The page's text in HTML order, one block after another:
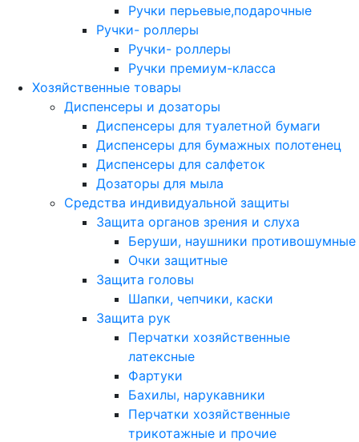
Ручки перьевые,подарочные
Ручки- роллеры
Ручки- роллеры
Ручки премиум-класса
Хозяйственные товары
Диспенсеры и дозаторы
Диспенсеры для туалетной бумаги
Диспенсеры для бумажных полотенец
Диспенсеры для салфеток
Дозаторы для мыла
Средства индивидуальной защиты
Защита органов зрения и слуха
Беруши, наушники противошумные
Очки защитные
Защита головы
Шапки, чепчики, каски
Защита рук
Перчатки хозяйственные
латексные
Фартуки
Бахилы, нарукавники
Перчатки хозяйственные
трикотажные и прочие